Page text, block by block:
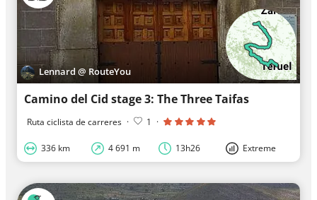
Lennard @ RouteYou
Camino del Cid stage 3: The Three Taifas
Ruta ciclista de carreres · 1 ·
336 km 4 691 m 13h26 Extreme